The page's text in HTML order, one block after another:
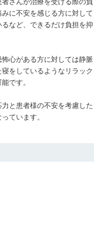
さんが治療を受ける際の負
に不安を感じる方に対して
など、できるだけ負担を抑
心がある方に対しては静脈
をしているようなリラック
です。
と患者様の不安を考慮した
ています。